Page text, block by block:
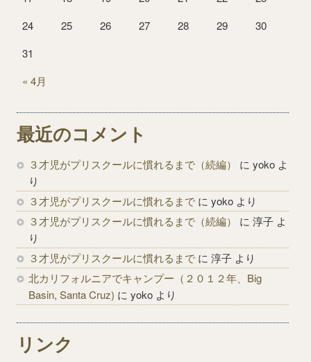
« 4月
24
25 26 27 28 29
30
31
最近のコメント
３才児がプリスクールに慣れるまで（続編） に yoko よ
り
３才児がプリスクールに慣れるまで に yoko より
３才児がプリスクールに慣れるまで（続編）
に 淳子 よ
り
３才児がプリスクールに慣れるまで に 淳子 より
北カリフォルニアでキャンプー（２０１２年、Big
Basin, Santa Cruz) に yoko より
リンク